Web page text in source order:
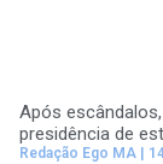
Após
presidência de
Redação Ego MA